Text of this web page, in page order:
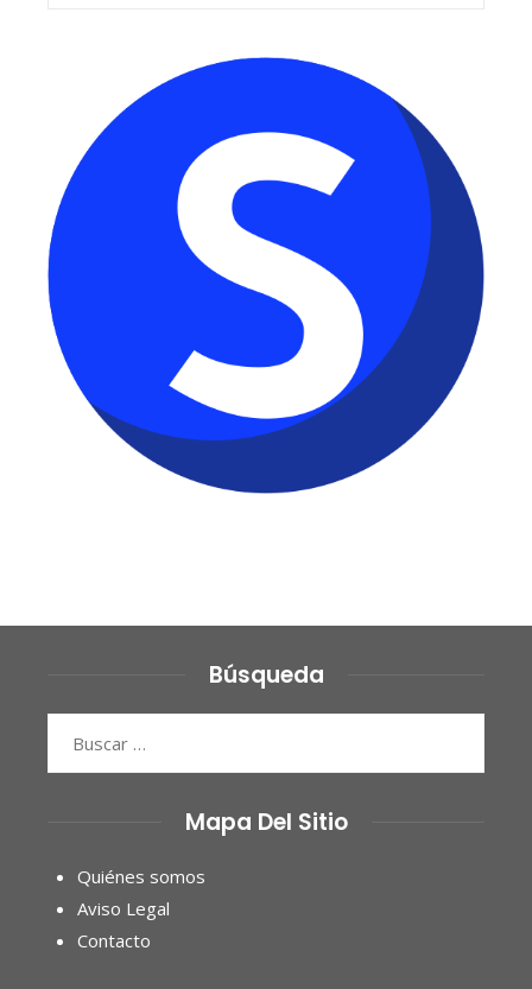
Búsqueda
Mapa Del Sitio
Quiénes somos
Aviso Legal
Contacto